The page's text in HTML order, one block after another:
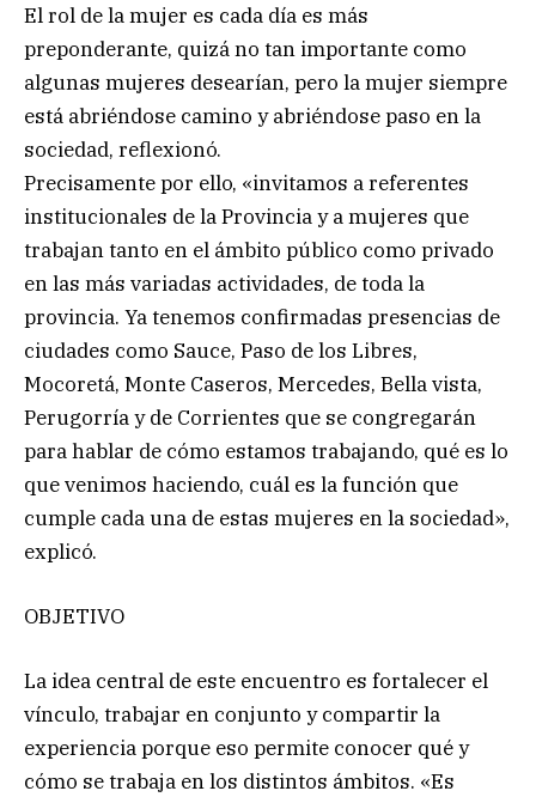
El rol de la mujer es cada día es más
preponderante, quizá no tan importante como
algunas mujeres desearían, pero la mujer siempre
está abriéndose camino y abriéndose paso en la
sociedad, reflexionó.
Precisamente por ello, «invitamos a referentes
institucionales de la Provincia y a mujeres que
trabajan tanto en el ámbito público como privado
en las más variadas actividades, de toda la
provincia. Ya tenemos confirmadas presencias de
ciudades como Sauce, Paso de los Libres,
Mocoretá, Monte Caseros, Mercedes, Bella vista,
Perugorría y de Corrientes que se congregarán
para hablar de cómo estamos trabajando, qué es lo
que venimos haciendo, cuál es la función que
cumple cada una de estas mujeres en la sociedad»,
explicó.
OBJETIVO
La idea central de este encuentro es fortalecer el
vínculo, trabajar en conjunto y compartir la
experiencia porque eso permite conocer qué y
cómo se trabaja en los distintos ámbitos. «Es